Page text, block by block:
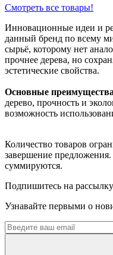
Смотреть все товары!
Инновационные идеи и
данный бренд по всему
сырьё, которому нет
прочнее дерева, но
эстетические свойства.
Основные
дерево, прочность и
возможность
Количество товаров
завершение
суммируются.
Подпишитесь на рассылку
Узнавайте первыми о